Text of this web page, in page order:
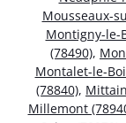
Mousseaux-
Montigny-le-
(78490),
Montalet-le-
(78840),
Millemont